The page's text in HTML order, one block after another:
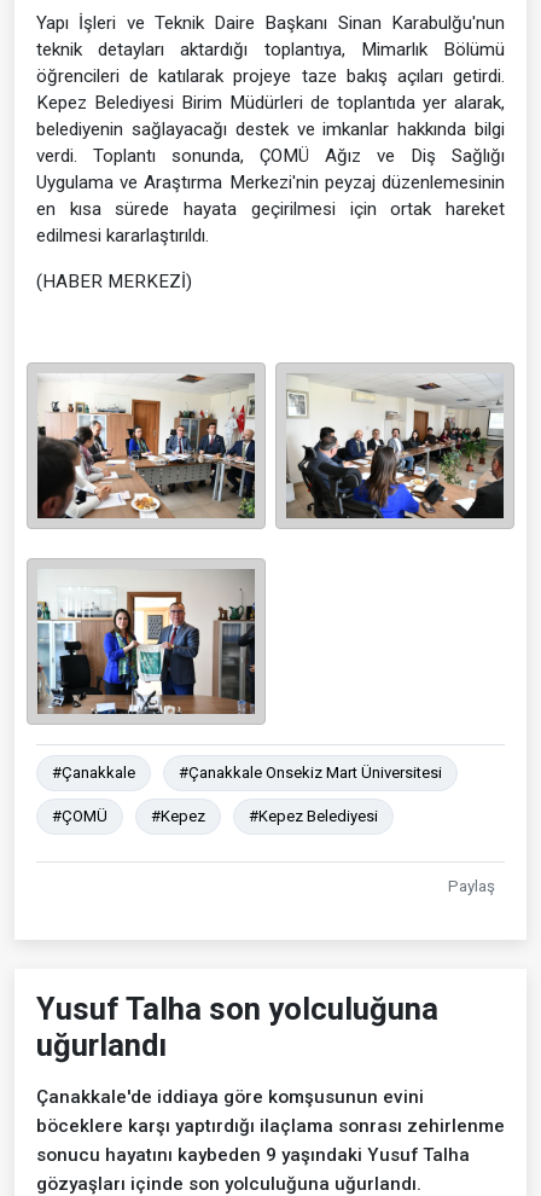
Yapı İşleri ve Teknik Daire Başkanı Sinan Karabulğu'nun
teknik detayları aktardığı toplantıya, Mimarlık Bölümü
öğrencileri de katılarak projeye taze bakış açıları getirdi.
Kepez Belediyesi Birim Müdürleri de toplantıda yer alarak,
belediyenin sağlayacağı destek ve imkanlar hakkında bilgi
verdi. Toplantı sonunda, ÇOMÜ Ağız ve Diş Sağlığı
Uygulama ve Araştırma Merkezi'nin peyzaj düzenlemesinin
en kısa sürede hayata geçirilmesi için ortak hareket
edilmesi kararlaştırıldı.
(HABER MERKEZİ)
#Çanakkale #Çanakkale Onsekiz Mart Üniversitesi
#ÇOMÜ #Kepez #Kepez Belediyesi
Paylaş
Yusuf Talha son yolculuğuna
uğurlandı
Çanakkale'de iddiaya göre komşusunun evini
böceklere karşı yaptırdığı ilaçlama sonrası zehirlenme
sonucu hayatını kaybeden 9 yaşındaki Yusuf Talha
gözyaşları içinde son yolculuğuna uğurlandı.